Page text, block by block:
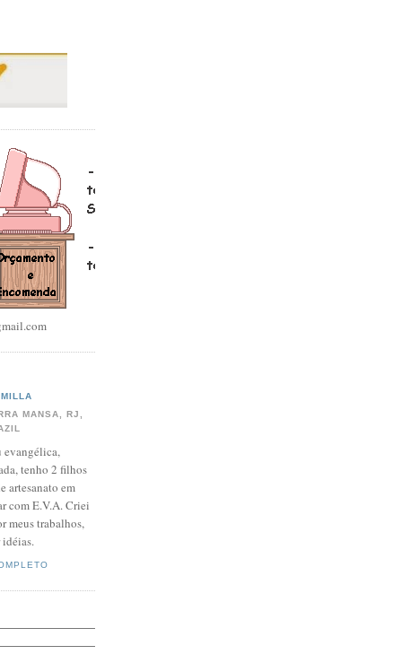
MILLA
MANSA, RJ,
evangélica,
tenho 2 filhos
artesanato em
com E.V.A. Criei
meus trabalhos,
idéias.